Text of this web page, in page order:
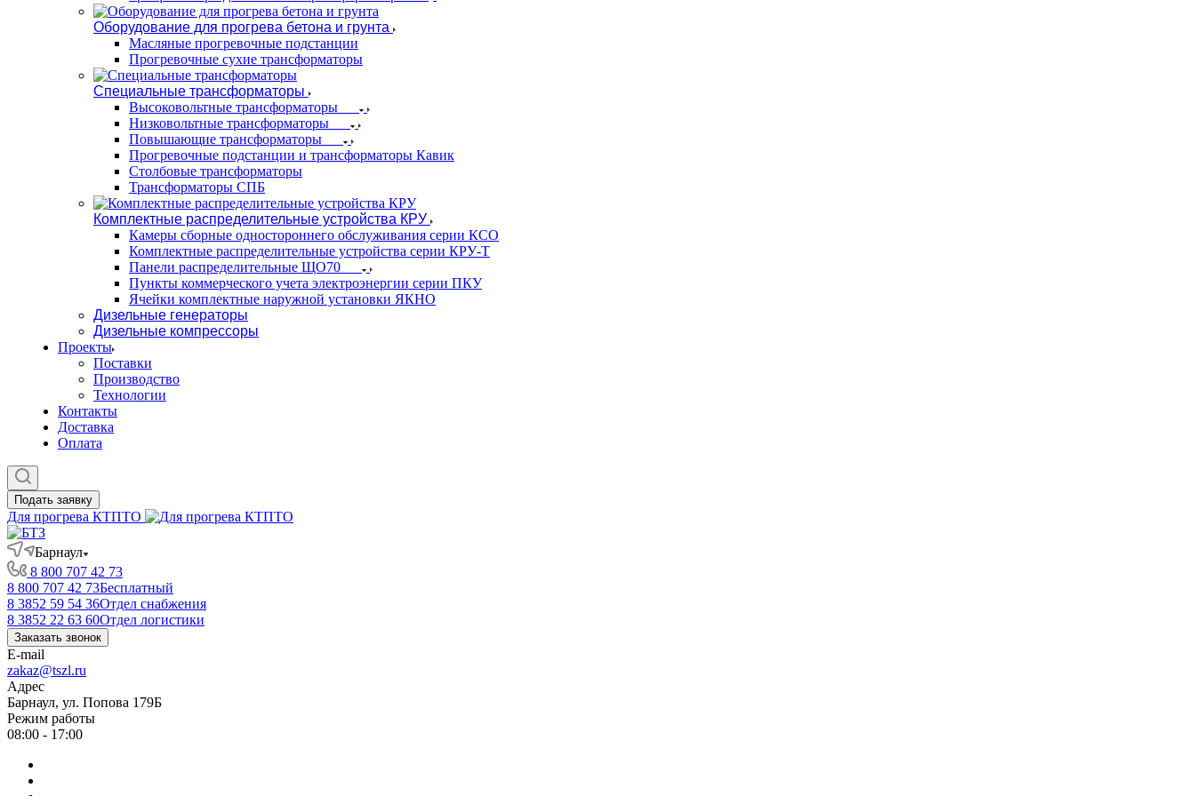
Оборудование для прогрева бетона и грунта
Масляные прогревочные подстанции
Прогревочные сухие трансформаторы
Специальные трансформаторы
Высоковольтные трансформаторы
Низковольтные трансформаторы
Повышающие трансформаторы
Прогревочные подстанции и трансформаторы Кавик
Столбовые трансформаторы
Трансформаторы СПБ
Комплектные распределительные устройства КРУ
Камеры сборные одностороннего обслуживания серии КСО
Комплектные распределительные устройства серии КРУ-Т
Панели распределительные ЩО70
Пункты коммерческого учета электроэнергии серии ПКУ
Ячейки комплектные наружной установки ЯКНО
Дизельные генераторы
Дизельные компрессоры
Проекты
Поставки
Производство
Технологии
Контакты
Доставка
Оплата
Подать заявку
Для прогрева КТПТО
Барнаул
8 800 707 42 73
8 800 707 42 73Бесплатный
8 3852 59 54 36Отдел снабжения
8 3852 22 63 60Отдел логистики
Заказать звонок
E-mail
zakaz@tszl.ru
Адрес
Барнаул, ул. Попова 179Б
Режим работы
08:00 - 17:00